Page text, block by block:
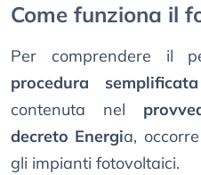
Come funziona il
Per comprendere il
procedura
contenuta nel
decreto Energia,
gli impianti fotovoltaici.